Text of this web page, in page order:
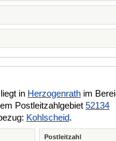
in Herzogenrath im
Postleitzahlgebiet 52134
Kohlscheid.
Postleitzahl